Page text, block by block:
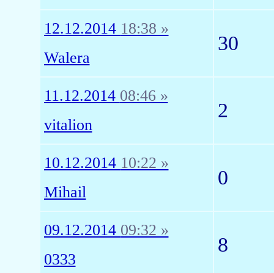
12.12.2014 18:38 »
Walera
30
11.12.2014 08:46 »
vitalion
2
10.12.2014 10:22 »
Mihail
0
09.12.2014 09:32 »
0333
8